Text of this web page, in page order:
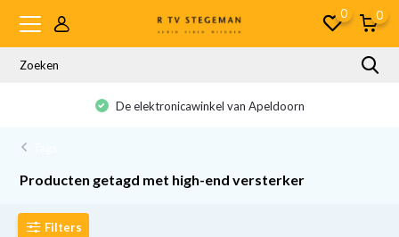
0 0
De elektronicawinkel van Apeldoorn
Producten getagd met high-end versterker
Filters